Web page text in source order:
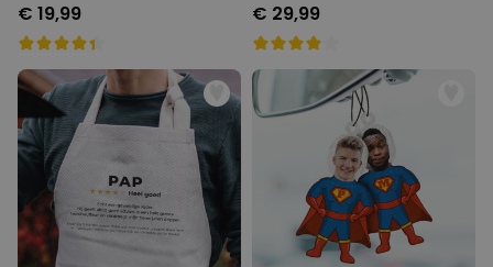
€ 19,99 € 29,99